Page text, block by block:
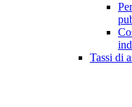
Tassi di